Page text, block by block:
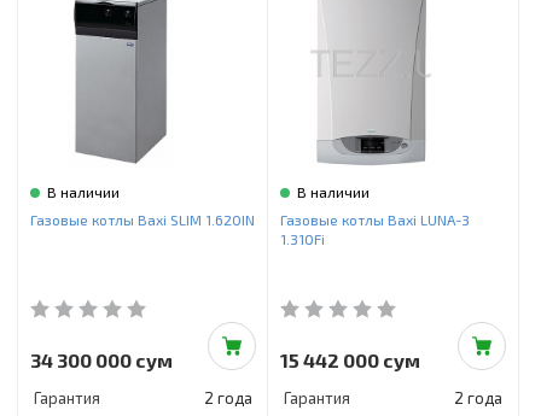
В наличии
Газовые котлы Baxi SLIM 1.620IN
34 300 000 сум
Гарантия 2 года
В наличии
Газовые котлы Baxi LUNA-3
1.310Fi
15 442 000 сум
Гарантия 2 года